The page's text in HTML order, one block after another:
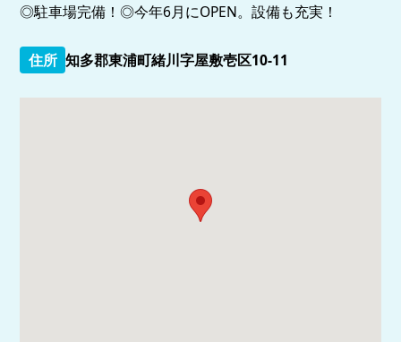
◎駐車場完備！◎今年6月にOPEN。設備も充実！
住所 知多郡東浦町緒川字屋敷壱区10-11